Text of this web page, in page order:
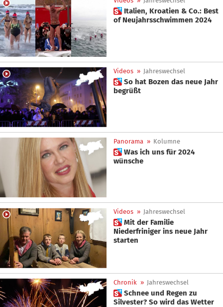
 Italien, Kroatien & Co.: Best
of Neujahrsschwimmen 2024
Videos » Jahreswechsel
 So hat Bozen das neue Jahr
begrüßt
Panorama » Kolumne
 Was ich uns für 2024
wünsche
Videos » Jahreswechsel
 Mit der Familie
Niederfriniger ins neue Jahr
starten
Chronik » Jahreswechsel
 Schnee und Regen zu
Silvester? So wird das Wetter